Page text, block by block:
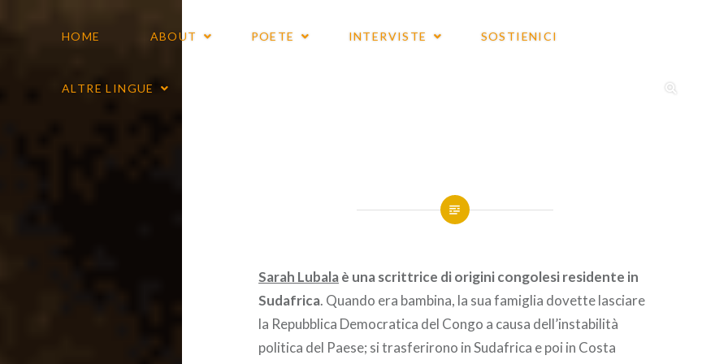
HOME ABOUT POETE INTERVISTE SOSTIENICI
ALTRE LINGUE
Sarah Lubalaè una scrittrice di origini congolesi residente in
Sudafrica. Quando era bambina, la sua famiglia dovette lasciare
la Repubblica Democratica del Congo a causa dell’instabilità
politica del Paese; si trasferirono in Sudafrica e poi in Costa